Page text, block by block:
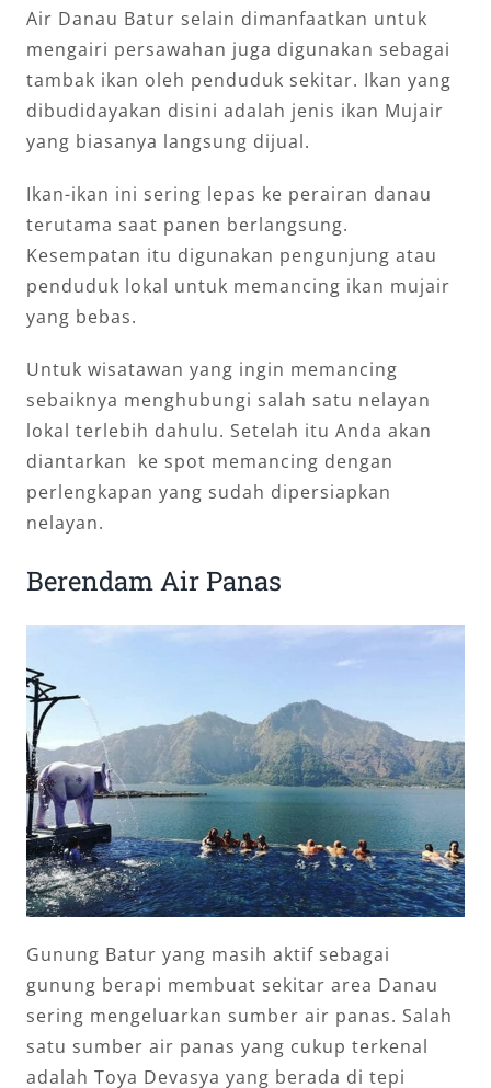
Air Danau Batur selain dimanfaatkan untuk
mengairi persawahan juga digunakan sebagai
tambak ikan oleh penduduk sekitar. Ikan yang
dibudidayakan disini adalah jenis ikan Mujair
yang biasanya langsung dijual.
Ikan-ikan ini sering lepas ke perairan danau
terutama saat panen berlangsung.
Kesempatan itu digunakan pengunjung atau
penduduk lokal untuk memancing ikan mujair
yang bebas.
Untuk wisatawan yang ingin memancing
sebaiknya menghubungi salah satu nelayan
lokal terlebih dahulu. Setelah itu Anda akan
diantarkan ke spot memancing dengan
perlengkapan yang sudah dipersiapkan
nelayan.
Berendam Air Panas
Gunung Batur yang masih aktif sebagai
gunung berapi membuat sekitar area Danau
sering mengeluarkan sumber air panas. Salah
satu sumber air panas yang cukup terkenal
adalah Toya Devasya yang berada di tepi